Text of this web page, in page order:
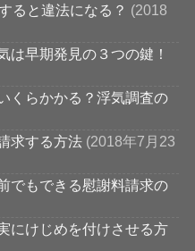
ると違法になる？ (2018
は早期発見の３つの鍵！
くらかかる？浮気調査の
求する方法 (2018年7月23
でもできる慰謝料請求の
にけじめを付けさせる方